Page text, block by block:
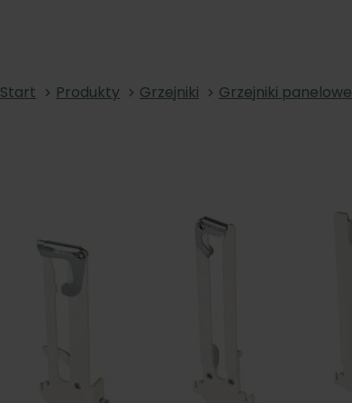
Start Produkty Grzejniki Grzejniki panelowe